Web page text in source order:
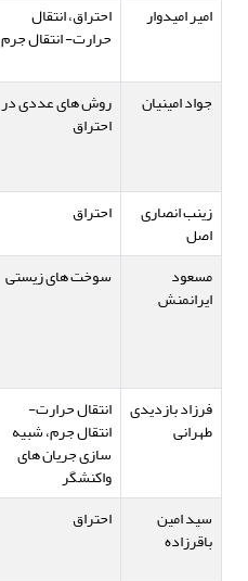
امیر امیدوار
احتراق، انتقال
حرارت- انتقال جرم
جواد امینیان
روش های عددی در
احتراق
زینب انصاری
اصل
احتراق
مسعود
ایرانمنش
سوخت های زیستی
فرزاد بازدیدی
طهرانی
انتقال حرارت-
انتقال جرم، شبیه
سازی جریان های
واکنشگر
سید امین
باقرزاده
احتراق